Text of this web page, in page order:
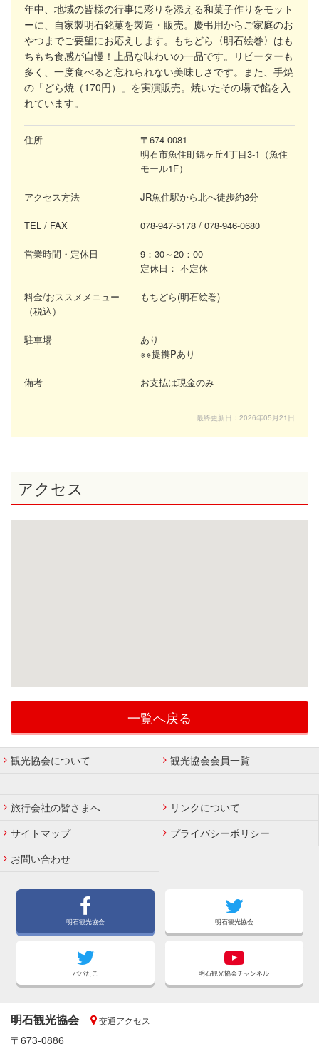
年中、地域の皆様の行事に彩りを添える和菓子作りをモット
ーに、自家製明石銘菓を製造・販売。慶弔用からご家庭のお
やつまでご要望にお応えします。もちどら〈明石絵巻〉はも
ちもち食感が自慢！上品な味わいの一品です。リピーターも
多く、一度食べると忘れられない美味しさです。また、手焼
の「どら焼（170円）」を実演販売。焼いたその場で餡を入
れています。
住所
〒674-0081
明石市魚住町錦ヶ丘4丁目3-1（魚住
モール1F）
アクセス方法 JR魚住駅から北へ徒歩約3分
TEL / FAX 078-947-5178 / 078-946-0680
営業時間・定休日
9：30～20：00
定休日： 不定休
料金/おススメメニュー
（税込）
もちどら(明石絵巻)
駐車場
あり
※※提携Pあり
備考 お支払は現金のみ
最終更新日：2026年05月21日
アクセス
一覧へ戻る
観光協会について 観光協会会員一覧
旅行会社の皆さまへ
リンクについて
サイトマップ
プライバシーポリシー
お問い合わせ
明石観光協会 明石観光協会
パパたこ 明石観光協会チャンネル
明石観光協会 交通アクセス
〒673-0886